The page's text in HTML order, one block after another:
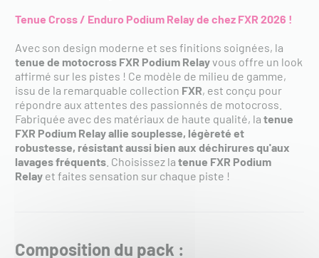
Tenue Cross / Enduro Podium Relay de chez FXR 2026 !
Avec son design moderne et ses finitions soignées, la
tenue de motocross FXR Podium Relayvous offre un look
affirmé sur les pistes ! Ce modèle de milieu de gamme,
issu de la remarquable collection FXR, est conçu pour
répondre aux attentes des passionnés de motocross.
Fabriquée avec des matériaux de haute qualité, latenue
FXR Podium Relayallie souplesse, légèreté et
robustesse, résistant aussi bien aux déchirures qu'aux
lavages fréquents . Choisissez latenue FXR Podium
Relay et faites sensation sur chaque piste !
Composition du pack :